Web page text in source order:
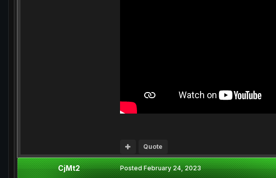
Quote
CjMt2 PostedFebruary 24, 2023